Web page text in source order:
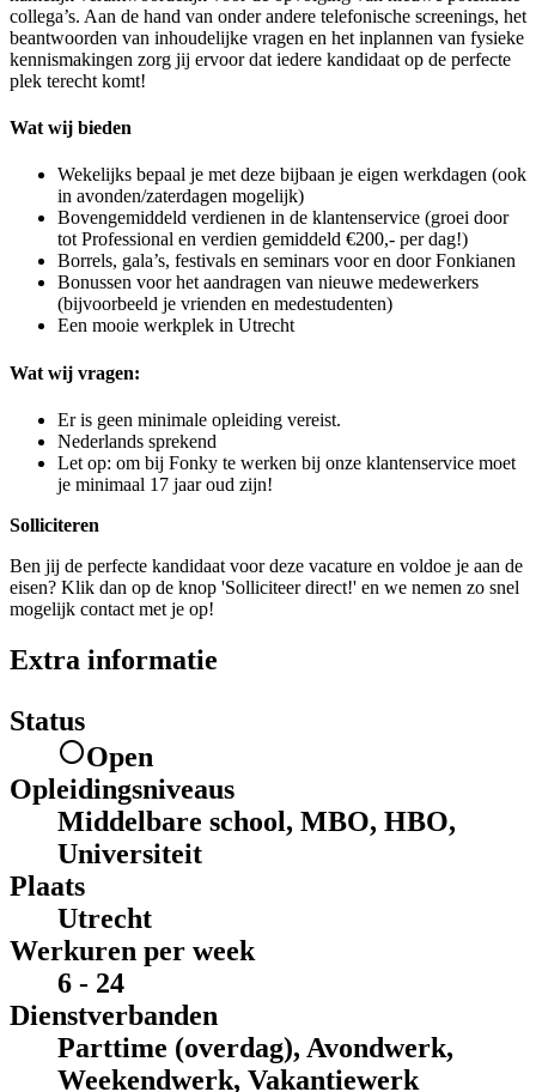
collega’s. Aan de hand van onder andere telefonische screenings, het
beantwoorden van inhoudelijke vragen en het inplannen van fysieke
kennismakingen zorg jij ervoor dat iedere kandidaat op de perfecte
plek terecht komt!
Wat wij bieden
Wekelijks bepaal je met deze bijbaan je eigen werkdagen (ook
in avonden/zaterdagen mogelijk)
Bovengemiddeld verdienen in de klantenservice (groei door
tot Professional en verdien gemiddeld €200,- per dag!)
Borrels, gala’s, festivals en seminars voor en door Fonkianen
Bonussen voor het aandragen van nieuwe medewerkers
(bijvoorbeeld je vrienden en medestudenten)
Een mooie werkplek in Utrecht
Wat wij vragen:
Er is geen minimale opleiding vereist.
Nederlands sprekend
Let op: om bij Fonky te werken bij onze klantenservice moet
je minimaal 17 jaar oud zijn!
Solliciteren
Ben jij de perfecte kandidaat voor deze vacature en voldoe je aan de
eisen? Klik dan op de knop 'Solliciteer direct!' en we nemen zo snel
mogelijk contact met je op!
Extra informatie
Status
Open
Opleidingsniveaus
Middelbare school, MBO, HBO,
Universiteit
Plaats
Utrecht
Werkuren per week
6 - 24
Dienstverbanden
Parttime (overdag), Avondwerk,
Weekendwerk, Vakantiewerk